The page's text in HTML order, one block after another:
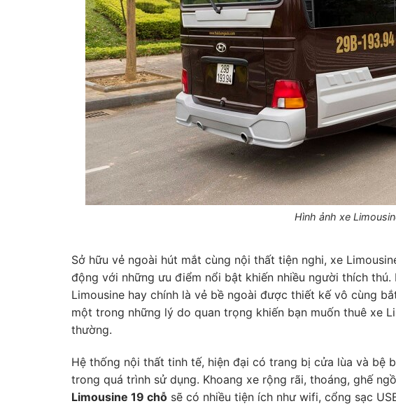
Hình ảnh xe
Sở hữu vẻ ngoài hút mắt cùng nội thất tiện nghi, xe
động với những ưu điểm nổi bật khiến nhiều người thích
Limousine hay chính là vẻ bề ngoài được thiết kế vô cùng
một trong những lý do quan trọng khiến bạn muốn thuê xe
thường.
Hệ thống nội thất tinh tế, hiện đại có trang bị cửa lùa và bệ
trong quá trình sử dụng. Khoang xe rộng rãi, thoáng, ghế
Limousine 19 chỗ sẽ có nhiều tiện ích như wifi, cổng sạc